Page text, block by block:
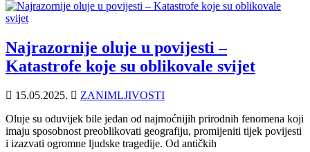
Najrazornije oluje u povijesti –
Katastrofe koje su oblikovale svijet
15.05.2025.
ZANIMLJIVOSTI
Oluje su oduvijek bile jedan od najmoćnijih prirodnih fenomena koji
imaju sposobnost preoblikovati geografiju, promijeniti tijek povijesti
i izazvati ogromne ljudske tragedije. Od antičkih